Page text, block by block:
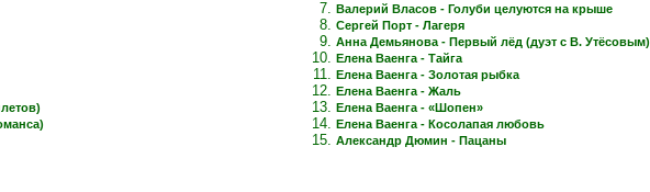
Валерий Власов - Голуби целуются на крыше
Сергей Порт - Лагеря
Анна Демьянова - Первый лёд (дуэт с В. Утёсовым)
Елена Ваенга - Тайга
Елена Ваенга - Золотая рыбка
Елена Ваенга - Жаль
Елена Ваенга - «Шопен»
Елена Ваенга - Косолапая любовь
Александр Дюмин - Пацаны